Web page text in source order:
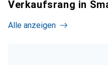
Verkaufsrang in
Alle anzeigen